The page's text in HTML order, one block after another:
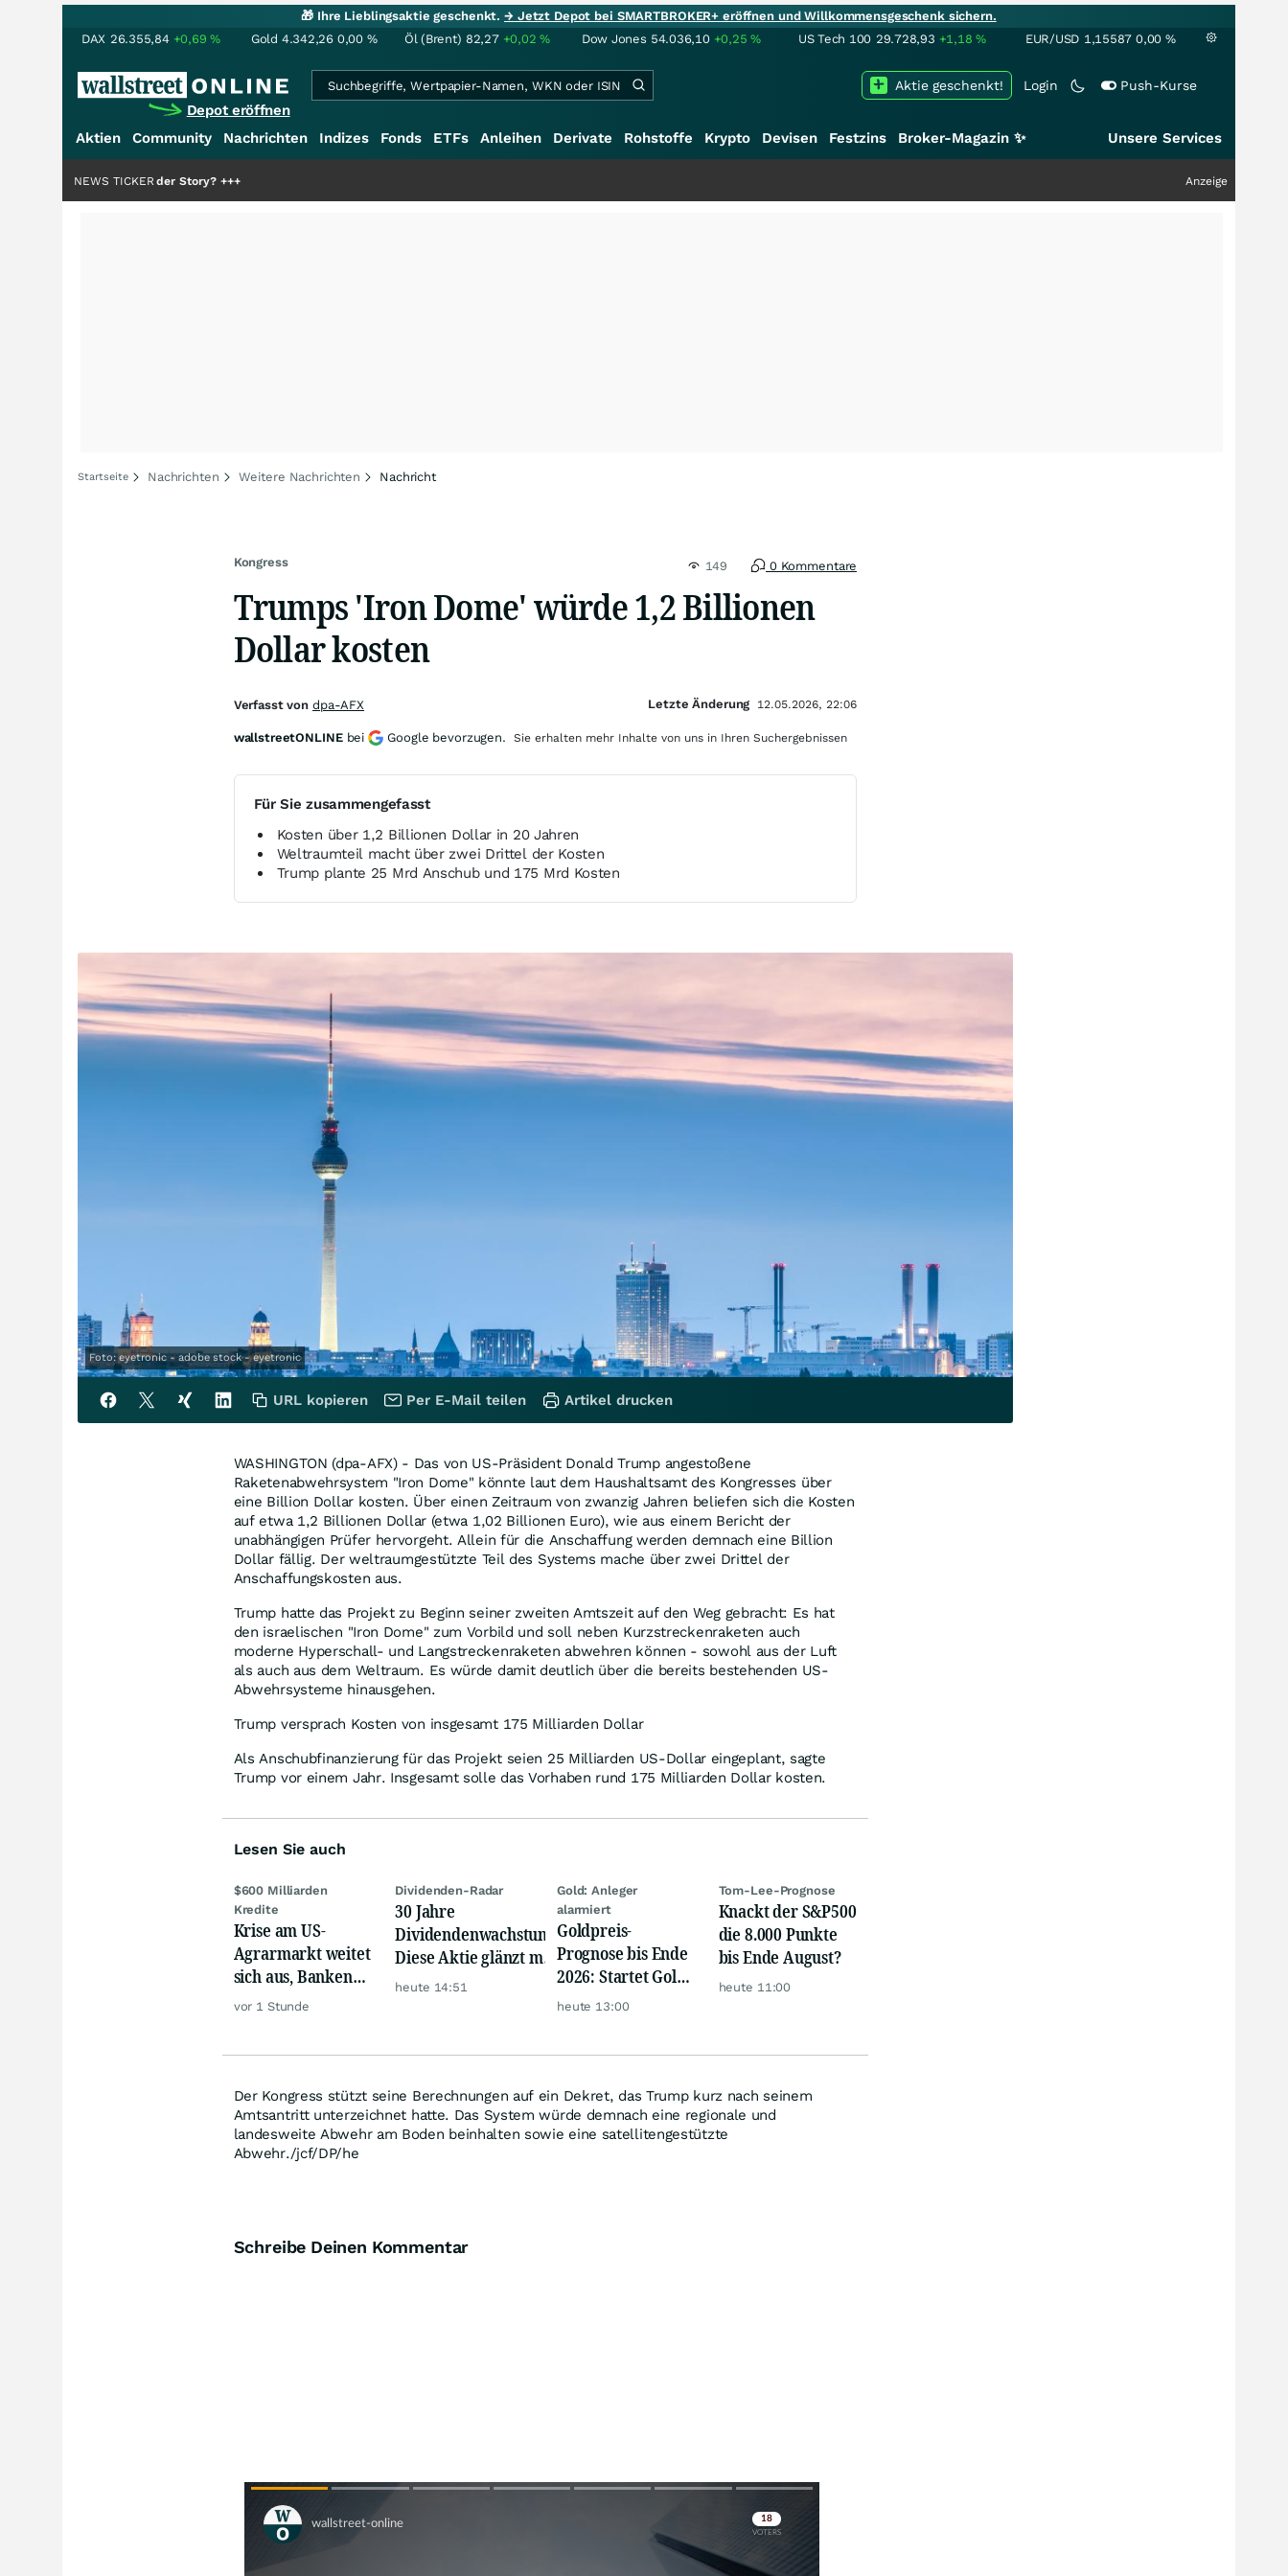
🎁 Ihre Lieblingsaktie geschenkt.→ Jetzt Depot bei SMARTBROKER+ eröffnen und Willkommensgeschenk sichern.
DAX 26.355,84 +0,69% Gold 4.342,26 0,00 % Öl (Brent) 82,27 +0,02% Dow Jones 54.036,10 +0,25% US Tech 100 29.728,93 +1,18% EUR/USD 1,15587 0,00 %
Depot eröffnen
Login Push-Kurse
Aktie geschenkt!
Aktien Community Nachrichten Indizes Fonds ETFs Anleihen Derivate Rohstoffe Krypto Devisen Festzins Broker-Magazin ✨ Unsere Services
Hälfte der Story?+++ Anzeige
NEWS TICKER
Startseite Nachrichten Weitere Nachrichten Nachricht
Kongress 149 0 Kommentare
Trumps 'Iron Dome' würde 1,2 Billionen
Dollar kosten
Für Sie zusammengefasst
Kosten über 1,2 Billionen Dollar in 20 Jahren
Weltraumteil macht über zwei Drittel der Kosten
Trump plante 25 Mrd Anschub und 175 Mrd Kosten
Foto: eyetronic - adobe stock - eyetronic
WASHINGTON (dpa-AFX) - Das von US-Präsident Donald Trump angestoßene
Raketenabwehrsystem "Iron Dome" könnte laut dem Haushaltsamt des Kongresses über
eine Billion Dollar kosten. Über einen Zeitraum von zwanzig Jahren beliefen sich die Kosten
auf etwa 1,2 Billionen Dollar (etwa 1,02 Billionen Euro), wie aus einem Bericht der
unabhängigen Prüfer hervorgeht. Allein für die Anschaffung werden demnach eine Billion
Dollar fällig. Der weltraumgestützte Teil des Systems mache über zwei Drittel der
Anschaffungskosten aus.
Trump hatte das Projekt zu Beginn seiner zweiten Amtszeit auf den Weg gebracht: Es hat
den israelischen "Iron Dome" zum Vorbild und soll neben Kurzstreckenraketen auch
moderne Hyperschall- und Langstreckenraketen abwehren können - sowohl aus der Luft
als auch aus dem Weltraum. Es würde damit deutlich über die bereits bestehenden US-
Abwehrsysteme hinausgehen.
Trump versprach Kosten von insgesamt 175 Milliarden Dollar
Als Anschubfinanzierung für das Projekt seien 25 Milliarden US-Dollar eingeplant, sagte
Trump vor einem Jahr. Insgesamt solle das Vorhaben rund 175 Milliarden Dollar kosten.
Lesen Sie auch
$600 Milliarden
Kredite
Krise am US-
Agrarmarkt weitet
sich aus, Banken
werden nervös
vor 1 Stunde
Dividenden-Radar
30 Jahre
Dividendenwachstum:
Diese Aktie glänzt mit
Traum-Renditen
heute 14:51
Gold: Anleger
alarmiert
Goldpreis-
Prognose bis Ende
2026: Startet Gold
jetzt eine neue
heute 13:00
Tom-Lee-Prognose
Knackt der S&P500
die 8.000 Punkte
bis Ende August?
heute 11:00
Der Kongress stützt seine Berechnungen auf ein Dekret, das Trump kurz nach seinem
Amtsantritt unterzeichnet hatte. Das System würde demnach eine regionale und
landesweite Abwehr am Boden beinhalten sowie eine satellitengestützte
Abwehr./jcf/DP/he
Schreibe Deinen Kommentar
Skip
Verfasst von dpa-AFX Letzte Änderung 12.05.2026, 22:06
wallstreetONLINE bei Google bevorzugen. Sie erhalten mehr Inhalte von uns in Ihren Suchergebnissen
URL kopieren Per E-Mail teilen Artikel drucken